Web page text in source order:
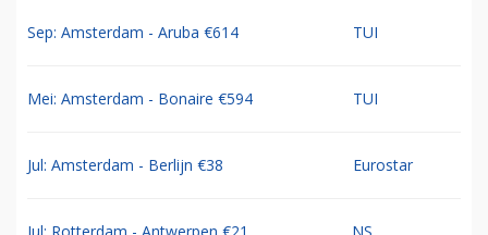
Sep: Amsterdam - Aruba €614 TUI
Mei: Amsterdam - Bonaire €594 TUI
Jul: Amsterdam - Berlijn €38 Eurostar
Jul: Rotterdam - Antwerpen €21 NS